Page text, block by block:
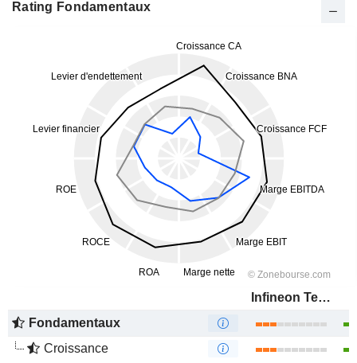
Rating Fondamentaux
Infineon Technologies AG
Fondamentaux
Croissance